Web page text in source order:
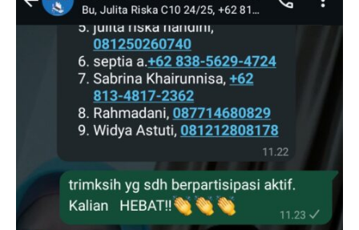
kurikulum skb kota samarinda20252026
JADWAL UJIAN SUMATIF TAHUN 2025/2026